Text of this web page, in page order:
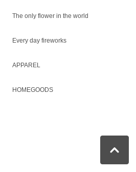
The only flower in the world
Every day fireworks
APPAREL
HOMEGOODS